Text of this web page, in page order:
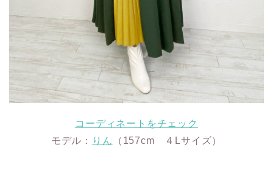
コーディネートをチェック
モデル：
りん （157cm ４Lサイズ）